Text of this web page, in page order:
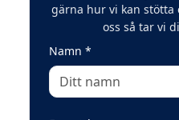
gärna hur vi kan stötta
oss så tar vi
Namn *(obligatoriskt)